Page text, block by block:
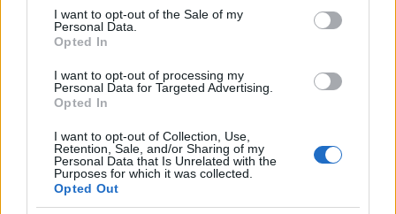
consent section.
I want to opt-out of the Sale of my
Personal Data.
Opted In
I want to opt-out of processing my
Personal Data for Targeted Advertising.
Opted In
I want to opt-out of Collection, Use,
Retention, Sale, and/or Sharing of my
Personal Data that Is Unrelated with the
Purposes for which it was collected.
Opted Out
Σχολίασε εδώ